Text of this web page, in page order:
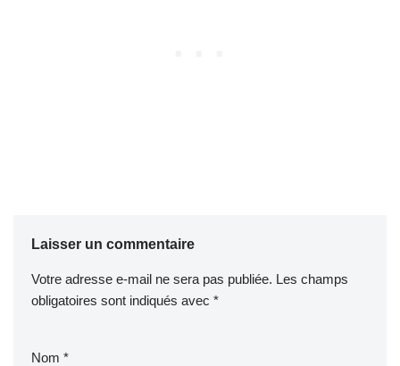
Laisser un commentaire
Votre adresse e-mail ne sera pas publiée. Les champs
obligatoires sont indiqués avec *
Nom *